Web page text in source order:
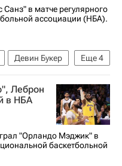
в матче регулярного
ассоциации (НБА).
Еще4
Девин Букер
Леброн
в НБА
"Орландо Мэджик" в
баскетбольной